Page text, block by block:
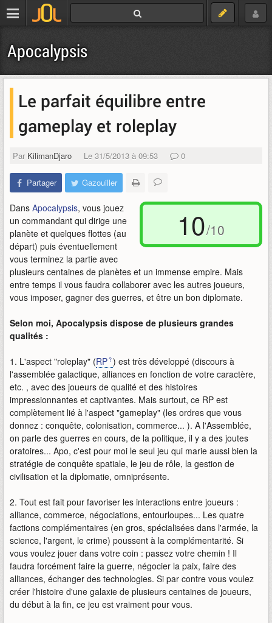
Apocalypsis
Le parfait équilibre entre
gameplay et roleplay
Par KilimanDjaro Le 31/5/2013 à 09:53 0
Partager Gazouiller
10/10
Dans Apocalypsis, vous jouez
un commandant qui dirige une
planète et quelques flottes (au
départ) puis éventuellement
vous terminez la partie avec
plusieurs centaines de planètes et un immense empire. Mais
entre temps il vous faudra collaborer avec les autres joueurs,
vous imposer, gagner des guerres, et être un bon diplomate.
Selon moi, Apocalypsis dispose de plusieurs grandes
qualités :
1. L'aspect "roleplay" (RP ) est très développé (discours à
l'assemblée galactique, alliances en fonction de votre caractère,
etc. , avec des joueurs de qualité et des histoires
impressionnantes et captivantes. Mais surtout, ce RP est
complètement lié à l'aspect "gameplay" (les ordres que vous
donnez : conquête, colonisation, commerce... ). A l'Assemblée,
on parle des guerres en cours, de la politique, il y a des joutes
oratoires... Apo, c'est pour moi le seul jeu qui marie aussi bien la
stratégie de conquête spatiale, le jeu de rôle, la gestion de
civilisation et la diplomatie, omniprésente.
2. Tout est fait pour favoriser les interactions entre joueurs :
alliance, commerce, négociations, entourloupes... Les quatre
factions complémentaires (en gros, spécialisées dans l'armée, la
science, l'argent, le crime) poussent à la complémentarité. Si
vous voulez jouer dans votre coin : passez votre chemin ! Il
faudra forcément faire la guerre, négocier la paix, faire des
alliances, échanger des technologies. Si par contre vous voulez
créer l'histoire d'une galaxie de plusieurs centaines de joueurs,
du début à la fin, ce jeu est vraiment pour vous.